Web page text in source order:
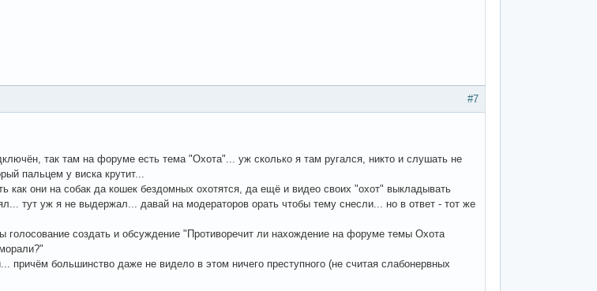
#7
так там на форуме есть тема "Охота"... уж сколько я там ругался, никто и слушать не
пальцем у виска крутит...
как они на собак да кошек бездомных охотятся, да ещё и видео своих "охот" выкладывать
тут уж я не выдержал... давай на модераторов орать чтобы тему снесли... но в ответ - тот же
голосование создать и обсуждение "Противоречит ли нахождение на форуме темы Охота
причём большинство даже не видело в этом ничего преступного (не считая слабонервных